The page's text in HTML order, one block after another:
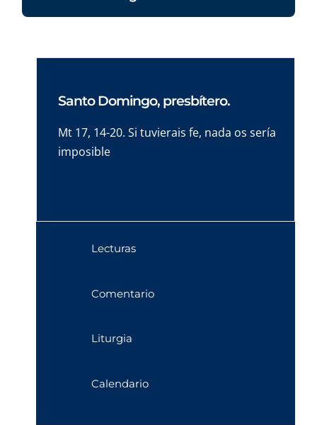
Santo Domingo, presbítero.
Mt 17, 14-20. Si tuvierais fe, nada os sería
imposible
Lecturas
Comentario
Liturgia
Calendario